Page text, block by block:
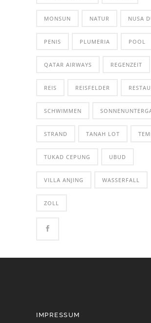
MONSUN NATUR NUSA
PENIS PLUMERIA POOL
QATAR AIRWAYS REGENZEIT
REIS REISFELDER
SCHWIMMEN
STRAND TANAH LOT
TUKAD CEPUNG UBUD
VILLA ANJING WASSERFALL
ZOLL
IMPRESSUM